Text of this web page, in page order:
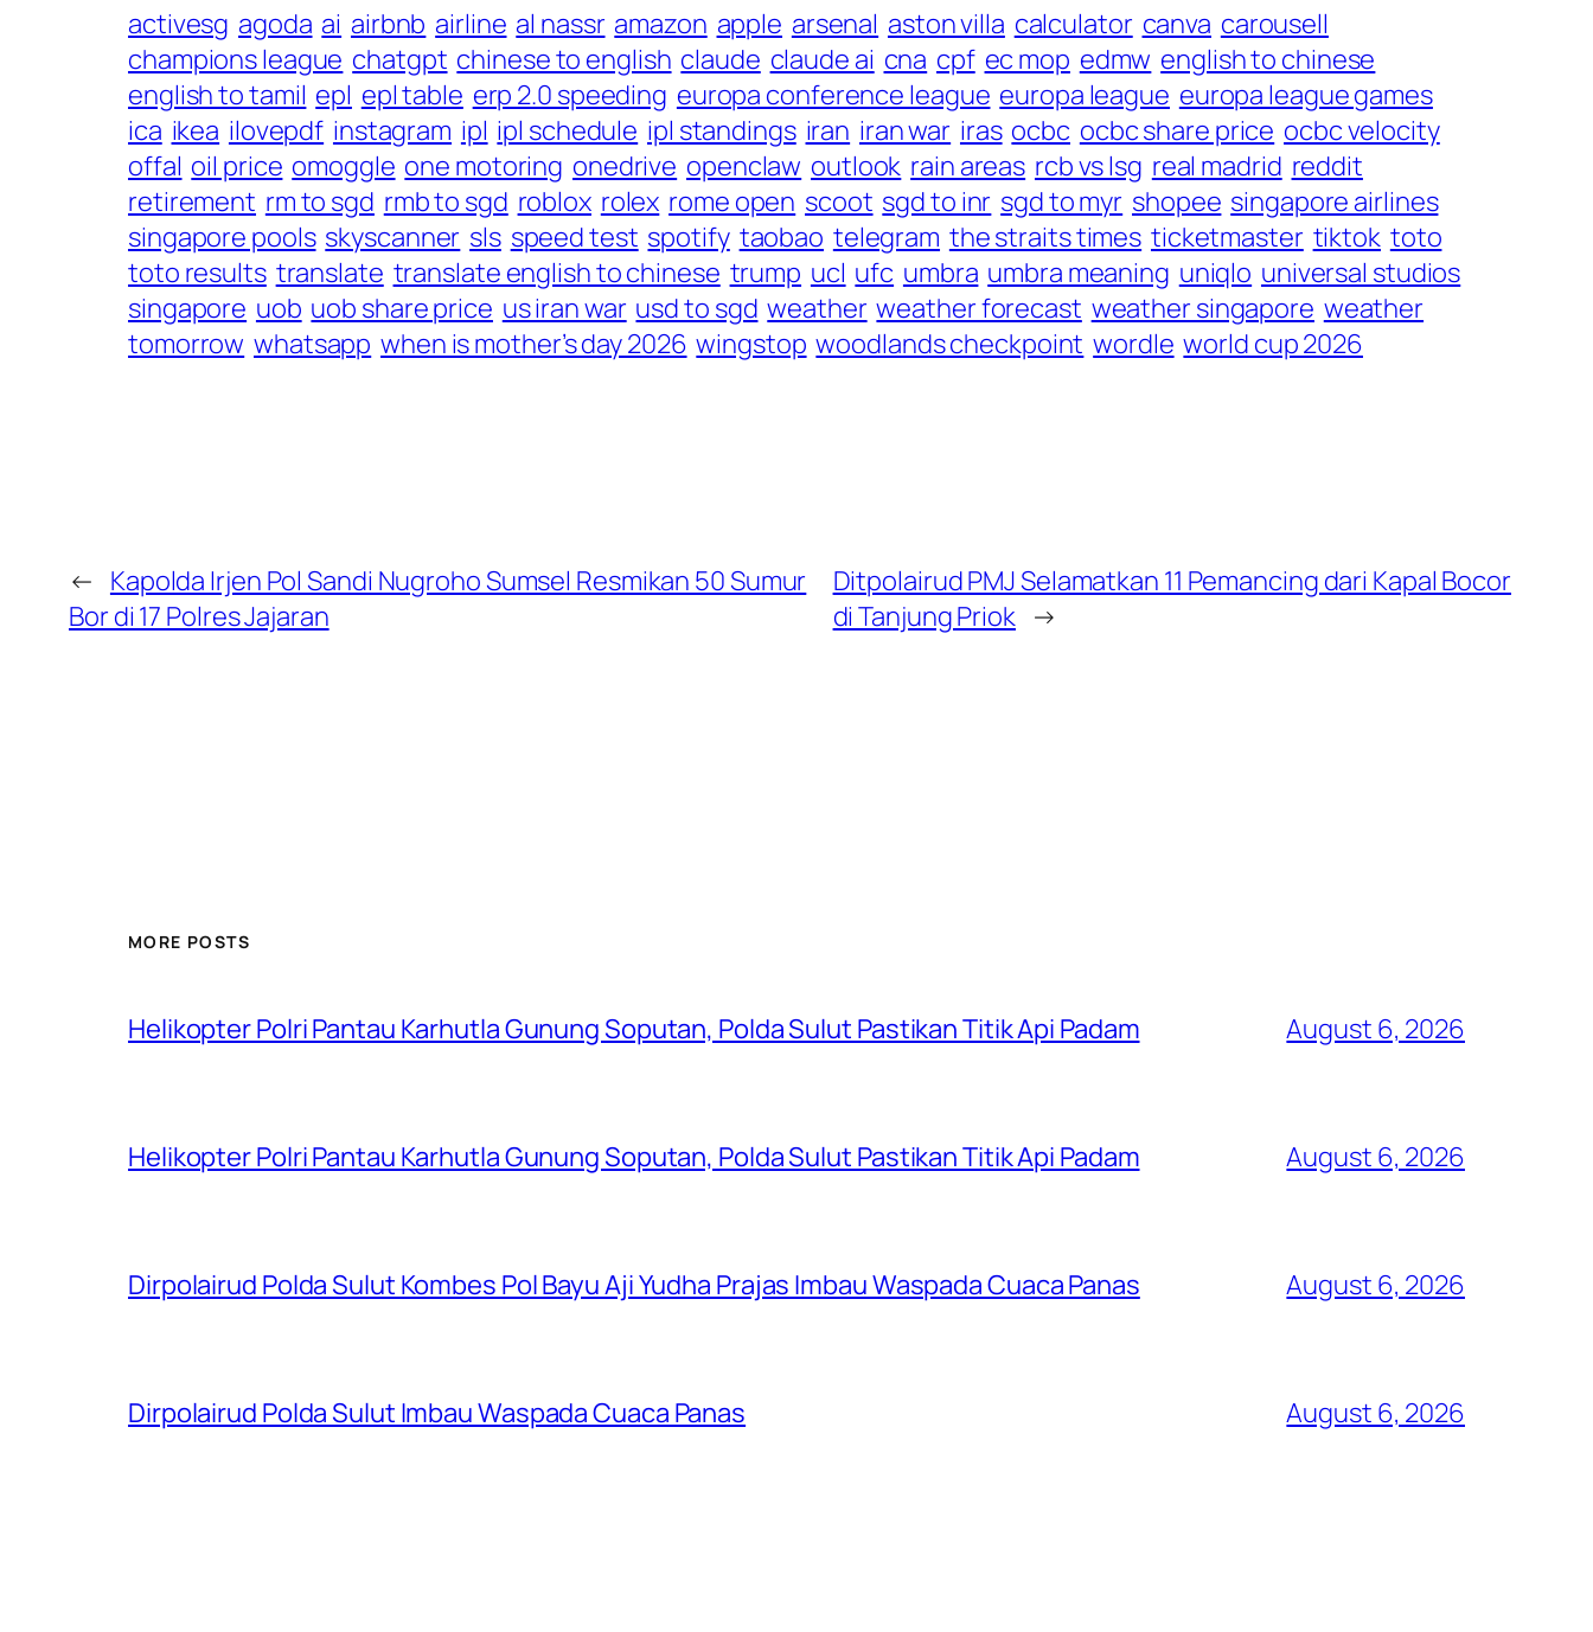
activesg agoda ai airbnb airline al nassr amazon apple arsenal aston villa calculator canva carousell
champions league chatgpt chinese to english claude claude ai cna cpf ec mop edmw english to chinese
english to tamil epl epl table erp 2.0 speeding europa conference league europa league europa league games
ica ikea ilovepdf instagram ipl ipl schedule ipl standings iran iran war iras ocbc ocbc share price ocbc velocity
offal oil price omoggle one motoring onedrive openclaw outlook rain areas rcb vs lsg real madrid reddit
retirement rm to sgd rmb to sgd roblox rolex rome open scoot sgd to inr sgd to myr shopee singapore airlines
singapore pools skyscanner sls speed test spotify taobao telegram the straits times ticketmaster tiktok toto
toto results translate translate english to chinese trump ucl ufc umbra umbra meaning uniqlo universal studios
singapore uob uob share price us iran war usd to sgd weather weather forecast weather singapore weather
tomorrow whatsapp when is mother’s day 2026 wingstop woodlands checkpoint wordle world cup 2026
← Kapolda Irjen Pol Sandi Nugroho Sumsel Resmikan 50 Sumur
Bor di 17 Polres Jajaran
Ditpolairud PMJ Selamatkan 11 Pemancing dari Kapal Bocor
di Tanjung Priok →
MORE POSTS
Helikopter Polri Pantau Karhutla Gunung Soputan, Polda Sulut Pastikan Titik Api Padam August 6, 2026
Helikopter Polri Pantau Karhutla Gunung Soputan, Polda Sulut Pastikan Titik Api Padam August 6, 2026
Dirpolairud Polda Sulut Kombes Pol Bayu Aji Yudha Prajas Imbau Waspada Cuaca Panas August 6, 2026
Dirpolairud Polda Sulut Imbau Waspada Cuaca Panas August 6, 2026